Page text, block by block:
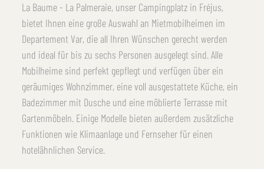
La Baume - La Palmeraie, unser Campingplatz in Fréjus,
bietet Ihnen eine große Auswahl an Mietmobilheimen im
Departement Var, die all Ihren Wünschen gerecht werden
und ideal für bis zu sechs Personen ausgelegt sind. Alle
Mobilheime sind perfekt gepflegt und verfügen über ein
geräumiges Wohnzimmer, eine voll ausgestattete Küche, ein
Badezimmer mit Dusche und eine möblierte Terrasse mit
Gartenmöbeln. Einige Modelle bieten außerdem zusätzliche
Funktionen wie Klimaanlage und Fernseher für einen
hotelähnlichen Service.